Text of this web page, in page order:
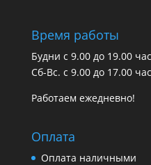
Время работы
Будни с 9.00 до 19.00
Сб-Вс. с 9.00 до 17.00
Работаем ежедневно!
Оплата
Оплата наличными